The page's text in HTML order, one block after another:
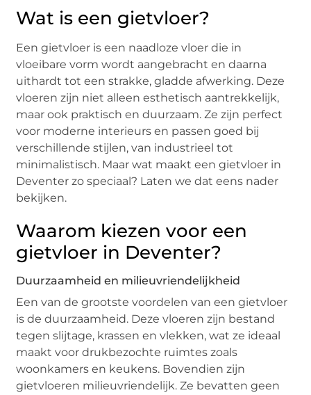
Wat is een gietvloer?
Een gietvloer is een naadloze vloer die in
vloeibare vorm wordt aangebracht en daarna
uithardt tot een strakke, gladde afwerking. Deze
vloeren zijn niet alleen esthetisch aantrekkelijk,
maar ook praktisch en duurzaam. Ze zijn perfect
voor moderne interieurs en passen goed bij
verschillende stijlen, van industrieel tot
minimalistisch. Maar wat maakt een gietvloer in
Deventer zo speciaal? Laten we dat eens nader
bekijken.
Waarom kiezen voor een
gietvloer in Deventer?
Duurzaamheid en milieuvriendelijkheid
Een van de grootste voordelen van een gietvloer
is de duurzaamheid. Deze vloeren zijn bestand
tegen slijtage, krassen en vlekken, wat ze ideaal
maakt voor drukbezochte ruimtes zoals
woonkamers en keukens. Bovendien zijn
gietvloeren milieuvriendelijk. Ze bevatten geen